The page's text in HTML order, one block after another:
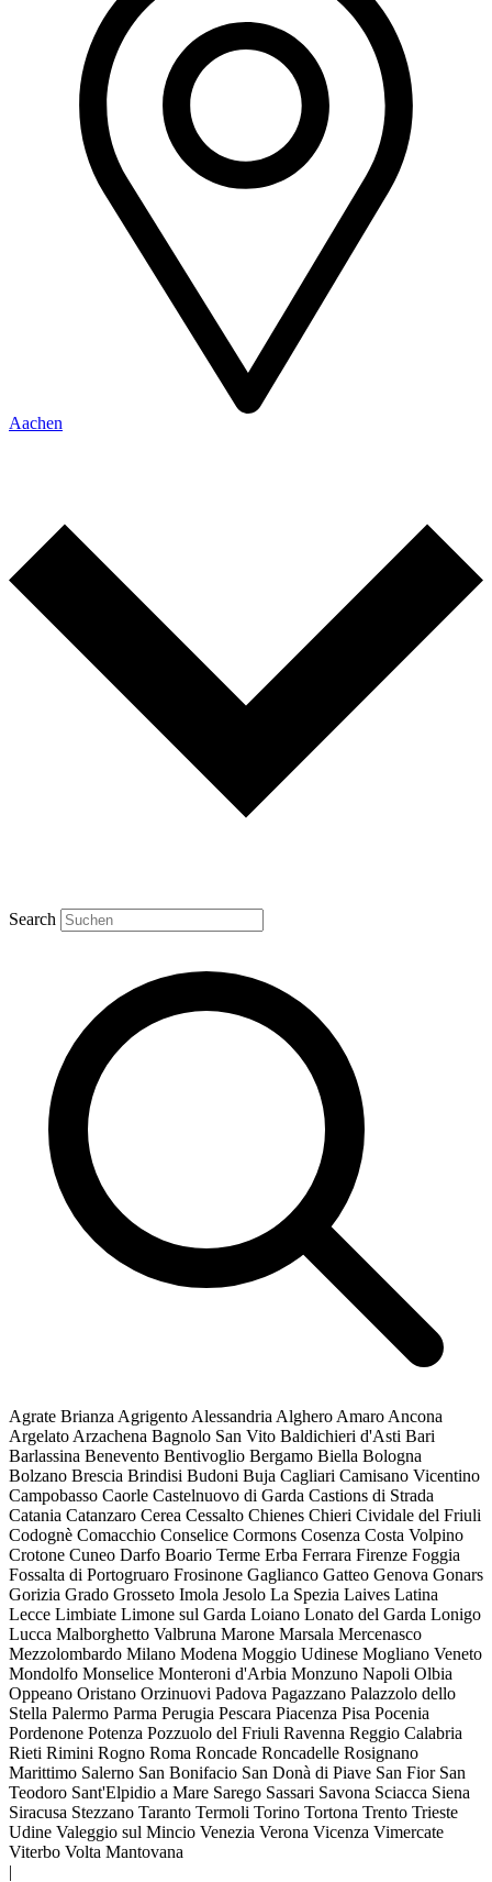
Aachen
Search
Agrate Brianza Agrigento Alessandria Alghero Amaro Ancona
Argelato Arzachena Bagnolo San Vito Baldichieri d'Asti Bari
Barlassina Benevento Bentivoglio Bergamo Biella Bologna
Bolzano Brescia Brindisi Budoni Buja Cagliari Camisano Vicentino
Campobasso Caorle Castelnuovo di Garda Castions di Strada
Catania Catanzaro Cerea Cessalto Chienes Chieri Cividale del Friuli
Codognè Comacchio Conselice Cormons Cosenza Costa Volpino
Crotone Cuneo Darfo Boario Terme Erba Ferrara Firenze Foggia
Fossalta di Portogruaro Frosinone Gaglianco Gatteo Genova Gonars
Gorizia Grado Grosseto Imola Jesolo La Spezia Laives Latina
Lecce Limbiate Limone sul Garda Loiano Lonato del Garda Lonigo
Lucca Malborghetto Valbruna Marone Marsala Mercenasco
Mezzolombardo Milano Modena Moggio Udinese Mogliano Veneto
Mondolfo Monselice Monteroni d'Arbia Monzuno Napoli Olbia
Oppeano Oristano Orzinuovi Padova Pagazzano Palazzolo dello
Stella Palermo Parma Perugia Pescara Piacenza Pisa Pocenia
Pordenone Potenza Pozzuolo del Friuli Ravenna Reggio Calabria
Rieti Rimini Rogno Roma Roncade Roncadelle Rosignano
Marittimo Salerno San Bonifacio San Donà di Piave San Fior San
Teodoro Sant'Elpidio a Mare Sarego Sassari Savona Sciacca Siena
Siracusa Stezzano Taranto Termoli Torino Tortona Trento Trieste
Udine Valeggio sul Mincio Venezia Verona Vicenza Vimercate
Viterbo Volta Mantovana
|